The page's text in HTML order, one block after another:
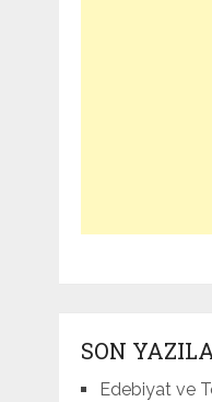
SON
Edebiyat ve